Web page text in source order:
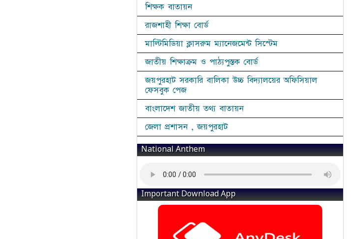
শিক্ষক বাতায়ন
রাজশাহী শিক্ষা বোর্ড
মাল্টিমিডিয়া ক্লাসরুম ম্যানেজমেন্ট সিস্টেম
জাতীয় শিক্ষাক্রম ও পাঠ্যপুস্তক বোর্ড
জয়পুরহাট সরকারি বালিকা উচ্চ বিদ্যালয়ের অফিসিয়াল
ফেসবুক পেজ
বাংলাদেশ জাতীয় তথ্য বাতায়ন
জেলা প্রশাসন , জয়পুরহাট
National Anthem
Important Download App